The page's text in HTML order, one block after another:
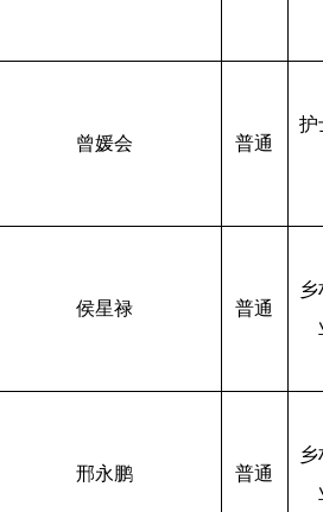
曾媛会 普通
护
侯星禄 普通
邢永鹏 普通